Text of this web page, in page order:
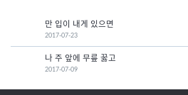
만 입이 내게 있으면
2017-07-23
나 주 앞에 무릎 꿇고
2017-07-09